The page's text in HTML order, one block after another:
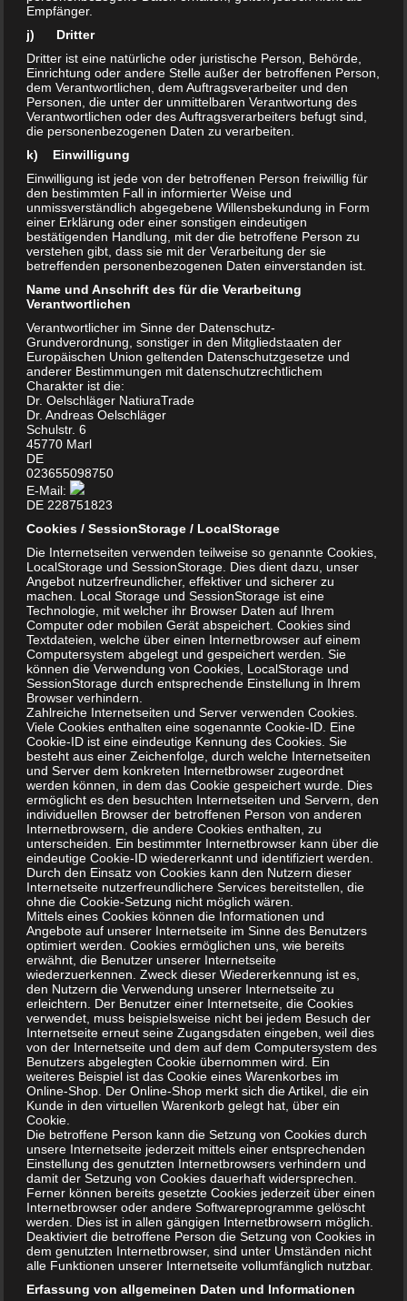
Wer hingegen eine geeignete,
chemische Verbindung zu Reinigungszweckenbenutzt,
kann davon ausgehen, dass auch alle Arten von Erregern
angegriffen werden. Das wäre dann eine sichere
Desinfektionsmaßnahme. Aber Vorsicht! Zu stark wirkende
und zu hoch konzentrierte Oxidationsmittel machen auch
vor menschlichen Körperzellen und empfindlichen
Oberflächen nicht Halt und können mitunter erheblichen
Schaden anrichten.
Das Standardprodukt für alle Zwecke ist dieChlorbleiche
Chlorreiniger kostengünstig erhältlich und schnell wirkend
kann es fast überall eingesetzt werden. Gegen üble
Gerüche, Verfärbungen im Fliesenspiegel, gegen
Schwarzschimmelbefall an Decken, Wänden und in
Silikonfugen. In der fleischverarbeitenden Industrie ist es
das Reinigungs- und Desinfektionsmittel der Wahl. Schon
bei niedrigen Konzentrationen ab 1% wirkt es bleichend und
stark desinfizierend. Die stark alkalischen Lösungen
zerfallen schnell in Sauerstoff und Natriumchlorid
(Kochsalz). Nachteilig wirkt sich der auftretende
Chlorgeruch bei der Anwendung aus, so dass stets gut
wenn Chlorreiniger mit Säuren in Kontakt kommen, wie z.B.
mit kalklösenden Sanitärreinigern. Das Hypochlorit zersetzt
sich in diesem Fall spontan zu Chlorgas, was
lebensgefährliche Auswirkungen haben kann. Weit verbreitet
war diese Chlorverbindung auch in der Textil- und
Paiperindustrie als Bleichmittel. Heute werden vorrangig
umweltfreundlichere Bleichmittel auf Sauerstoffbasis
verwendet.
Chlordioxid , welches ebenfalls nicht mit gasförmigem Chlor
zu verwechseln ist, hat in der Technik den Einsatz von
Chlorgas weitgehend ersetzt, da es weniger giftige oder
gesundheitsschädliche chlorierte organische Verbindungen
bei der Reaktion mit organischen Molekülen bildet. So wird
es ebenfalls bei der Trinkwasseraufbereitung anstelle von
Chlor eingesetzt.
Ozonist ein Gas, welches im Gegensatz zu natürlich
vorkommendem Sauerstoff nicht zwei, sondern drei
Sauerstoffatome im Molekül enthält. Aus diesem Grunde ist
es hochreaktiv und zerfällt rasch wieder zum „normalen“,
zweiatomigen Sauerstoff. Bei diesem Zerfall wirkt es stark
oxidierend und kann auf Zellstrukturen zerstörend wirken.
Gezielt hergestellt und angewendet kann Ozon zur
Desinfektion von Wasser, Luft und auch Räumen dienen.
Ozon wirkt effektiver als Chlorbleichmittel und ist wesentlich
umweltfreundlicher, da als „Abfallprodukt“ ausschließlich
reiner (Luft-)Sauerstoff entsteht. Ozon kann mittels
sogenannter Ozon-Generatoren hergestellt werden, also
unter Verwendung von UV-Licht oder mittels einer
elektrischen Entladung bei Spannungen von über 5.000 Volt
(Corona).
Empfänger.
j) Dritter
Dritter ist eine natürliche oder juristische Person, Behörde,
Einrichtung oder andere Stelle außer der betroffenen Person,
dem Verantwortlichen, dem Auftragsverarbeiter und den
Personen, die unter der unmittelbaren Verantwortung des
Verantwortlichen oder des Auftragsverarbeiters befugt sind,
die personenbezogenen Daten zu verarbeiten.
k) Einwilligung
Einwilligung ist jede von der betroffenen Person freiwillig für
den bestimmten Fall in informierter Weise und
unmissverständlich abgegebene Willensbekundung in Form
einer Erklärung oder einer sonstigen eindeutigen
bestätigenden Handlung, mit der die betroffene Person zu
verstehen gibt, dass sie mit der Verarbeitung der sie
betreffenden personenbezogenen Daten einverstanden ist.
Name und Anschrift des für die Verarbeitung
Verantwortlichen
Verantwortlicher im Sinne der Datenschutz-
Grundverordnung, sonstiger in den Mitgliedstaaten der
Europäischen Union geltenden Datenschutzgesetze und
anderer Bestimmungen mit datenschutzrechtlichem
Charakter ist die:
Dr. Oelschläger NatiuraTrade
Dr. Andreas Oelschläger
Schulstr. 6
45770 Marl
DE
023655098750
E-Mail:
DE 228751823
Cookies / SessionStorage / LocalStorage
Die Internetseiten verwenden teilweise so genannte Cookies,
LocalStorage und SessionStorage. Dies dient dazu, unser
Angebot nutzerfreundlicher, effektiver und sicherer zu
machen. Local Storage und SessionStorage ist eine
Technologie, mit welcher ihr Browser Daten auf Ihrem
Computer oder mobilen Gerät abspeichert. Cookies sind
Textdateien, welche über einen Internetbrowser auf einem
Computersystem abgelegt und gespeichert werden. Sie
können die Verwendung von Cookies, LocalStorage und
SessionStorage durch entsprechende Einstellung in Ihrem
Browser verhindern.
Zahlreiche Internetseiten und Server verwenden Cookies.
Viele Cookies enthalten eine sogenannte Cookie-ID. Eine
Cookie-ID ist eine eindeutige Kennung des Cookies. Sie
besteht aus einer Zeichenfolge, durch welche Internetseiten
und Server dem konkreten Internetbrowser zugeordnet
werden können, in dem das Cookie gespeichert wurde. Dies
ermöglicht es den besuchten Internetseiten und Servern, den
individuellen Browser der betroffenen Person von anderen
Internetbrowsern, die andere Cookies enthalten, zu
unterscheiden. Ein bestimmter Internetbrowser kann über die
eindeutige Cookie-ID wiedererkannt und identifiziert werden.
Durch den Einsatz von Cookies kann den Nutzern dieser
Internetseite nutzerfreundlichere Services bereitstellen, die
ohne die Cookie-Setzung nicht möglich wären.
Mittels eines Cookies können die Informationen und
Angebote auf unserer Internetseite im Sinne des Benutzers
optimiert werden. Cookies ermöglichen uns, wie bereits
erwähnt, die Benutzer unserer Internetseite
wiederzuerkennen. Zweck dieser Wiedererkennung ist es,
den Nutzern die Verwendung unserer Internetseite zu
erleichtern. Der Benutzer einer Internetseite, die Cookies
verwendet, muss beispielsweise nicht bei jedem Besuch der
Internetseite erneut seine Zugangsdaten eingeben, weil dies
von der Internetseite und dem auf dem Computersystem des
Benutzers abgelegten Cookie übernommen wird. Ein
weiteres Beispiel ist das Cookie eines Warenkorbes im
Online-Shop. Der Online-Shop merkt sich die Artikel, die ein
Kunde in den virtuellen Warenkorb gelegt hat, über ein
Cookie.
Die betroffene Person kann die Setzung von Cookies durch
unsere Internetseite jederzeit mittels einer entsprechenden
Einstellung des genutzten Internetbrowsers verhindern und
damit der Setzung von Cookies dauerhaft widersprechen.
Ferner können bereits gesetzte Cookies jederzeit über einen
Internetbrowser oder andere Softwareprogramme gelöscht
werden. Dies ist in allen gängigen Internetbrowsern möglich.
Deaktiviert die betroffene Person die Setzung von Cookies in
dem genutzten Internetbrowser, sind unter Umständen nicht
alle Funktionen unserer Internetseite vollumfänglich nutzbar.
Erfassung von allgemeinen Daten und Informationen